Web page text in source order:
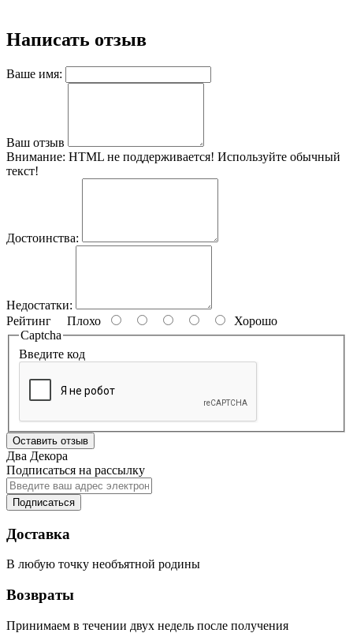
Написать отзыв
Ваше имя:
Ваш отзыв
Внимание: HTML не поддерживается! Используйте обычный
текст!
Достоинства:
Недостатки:
Рейтинг Плохо
Хорошо
Captcha
Введите код
Оставить отзыв
Два Декора
Подписаться на рассылку
Подписаться
Доставка
В любую точку необъятной родины
Возвраты
Принимаем в течении двух недель после получения